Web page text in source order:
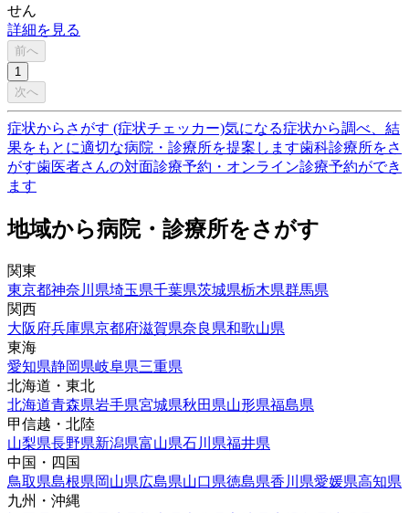
せん
詳細を見る
前へ
1
次へ
症状からさがす (症状チェッカー)気になる症状から調べ、結
果をもとに適切な病院・診療所を提案します歯科診療所をさ
がす歯医者さんの対面診療予約・オンライン診療予約ができ
ます
地域から病院・診療所をさがす
関東
東京都神奈川県埼玉県千葉県茨城県栃木県群馬県
関西
大阪府兵庫県京都府滋賀県奈良県和歌山県
東海
愛知県静岡県岐阜県三重県
北海道・東北
北海道青森県岩手県宮城県秋田県山形県福島県
甲信越・北陸
山梨県長野県新潟県富山県石川県福井県
中国・四国
鳥取県島根県岡山県広島県山口県徳島県香川県愛媛県高知県
九州・沖縄